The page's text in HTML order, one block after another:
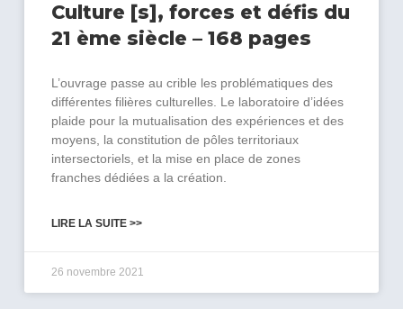
Culture [s], forces et défis du
21 ème siècle – 168 pages
L’ouvrage passe au crible les problématiques des
différentes filières culturelles. Le laboratoire d’idées
plaide pour la mutualisation des expériences et des
moyens, la constitution de pôles territoriaux
intersectoriels, et la mise en place de zones
franches dédiées а la création.
LIRE LA SUITE >>
26 novembre 2021